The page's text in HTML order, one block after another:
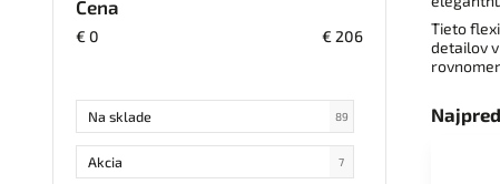
Cena
€ 0 € 206
Na sklade 89
Akcia 7
Tieto
detailov